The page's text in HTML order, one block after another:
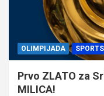
OLIMPIJADA
Prvo ZLATO za
MILICA!